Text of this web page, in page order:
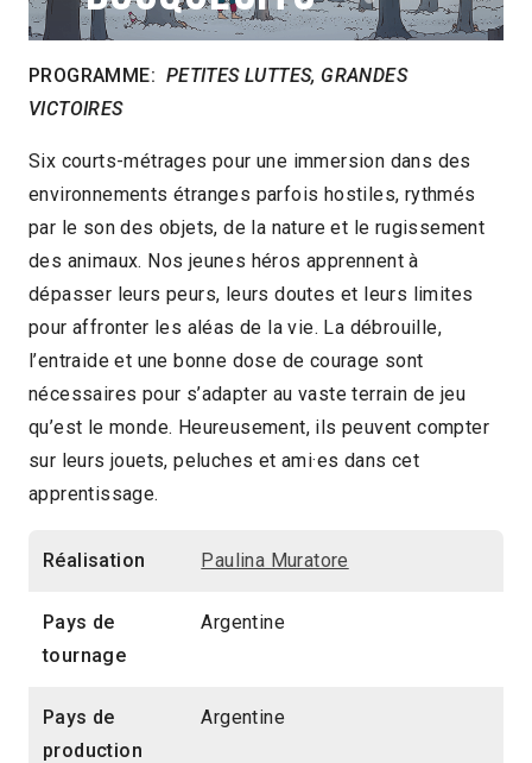
Paulina Muratore Argentine 2020
8min
PROGRAMME: PETITES LUTTES, GRANDES
VICTOIRES
Six courts-métrages pour une immersion dans des
environnements étranges parfois hostiles, rythmés
par le son des objets, de la nature et le rugissement
des animaux. Nos jeunes héros apprennent à
dépasser leurs peurs, leurs doutes et leurs limites
pour affronter les aléas de la vie. La débrouille,
l’entraide et une bonne dose de courage sont
nécessaires pour s’adapter au vaste terrain de jeu
qu’est le monde. Heureusement, ils peuvent compter
sur leurs jouets, peluches et ami·es dans cet
apprentissage.
Réalisation Paulina Muratore
Pays de
tournage
Argentine
Pays de
production
Argentine